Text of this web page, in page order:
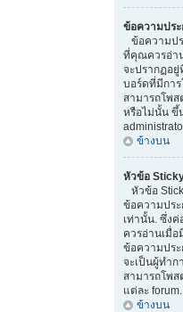
ข้อความประ
ข้อความป
ที่คุณควรอ่า
จะปรากฏอ
บอร์ดที่มีกา
สามารถโพ
หรือไม่นั้น ขึ้
ข้างบน
หัวข้อ
หัวข้อ
ข้อความปร
เท่านั้น. ซึ่ง
ควรอ่านเมื่อ
ข้อความประ
จะเป็นผู้ทำ
สามารถโพ
แต่ละ forum.
ข้างบน